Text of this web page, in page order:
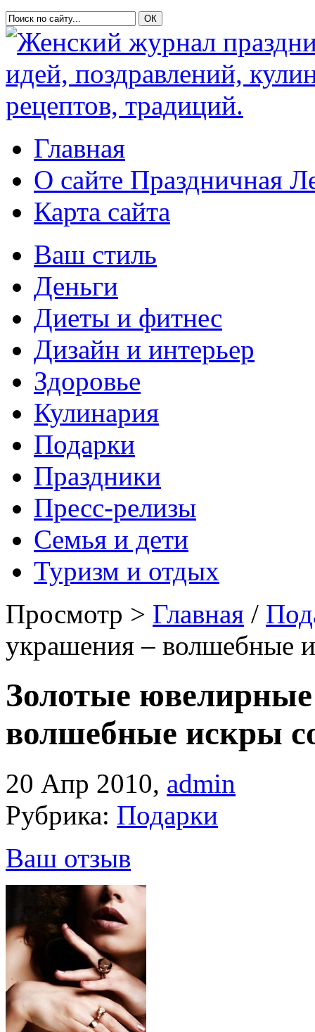
Главная
О сайте Праздничная
Карта сайта
Ваш стиль
Деньги
Диеты и фитнес
Дизайн и интерьер
Здоровье
Кулинария
Подарки
Праздники
Пресс-релизы
Семья и дети
Туризм и отдых
Просмотр > Главная /
украшения – волшебные
Золотые
волшебные искры
20 Апр 2010, admin
Рубрика: Подарки
Ваш отзыв